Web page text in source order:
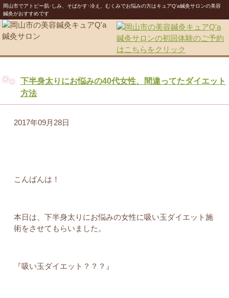
岡山市でアトピー肌･しみ、そばかす･冷え、むくみでお悩みの方はキュアQ’a鍼灸サロンの美容
鍼灸がおすすめです
下半身太りにお悩みの40代女性、間違ってたダイエット
方法
2017年09月28日
こんばんは！
本日は、下半身太りにお悩みの女性に吸い玉ダイエット施
術をさせてもらいました。
『吸い玉ダイエット？？？』